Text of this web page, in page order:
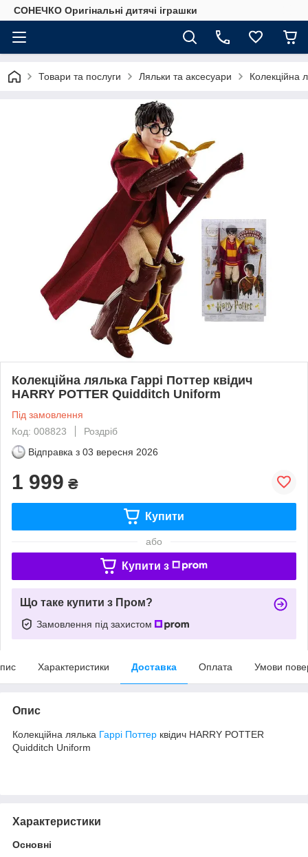
СОНЕЧКО Оригінальні дитячі іграшки
Товари та послуги Ляльки та аксесуари Колекційна
Колекційна лялька Гаррі Поттер квідич
HARRY POTTER Quidditch Uniform
Під замовлення
Код: 008823
Роздріб
Відправка з 03 вересня 2026
1 999 ₴
Купити
або
Купити з
Що таке купити з Пром?
Замовлення під захистом
Характеристики Доставка Оплата Умови
Опис
Колекційна лялька Гаррі Поттер квідич HARRY POTTER
Quidditch Uniform
Характеристики
Основні